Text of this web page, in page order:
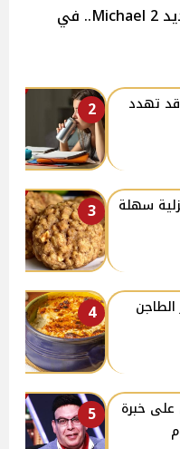
بدء تصوير الفيلم العالمي الجديد 2 Michael.. في
2
تهدد
3
سهلة
4
الطاجن
5
خبرة